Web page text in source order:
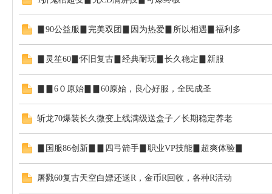
▊90公益服▊完美双团▊因为热爱▊所以相遇▊福利多
▊灵笙60▊怀旧复古▊经典耐玩▊长久稳定▊新服
▊▊6０原始▊▊60原始，良心好服，全民成圣
斩龙70爆装长久微变上线满级送盒子／长期稳定养老
▊国服86创新▊▊四弓箭手▊职业VP技能▊超爽体验▊
屠戮60复古天空白嫖还送R，金币R回收，各种R活动